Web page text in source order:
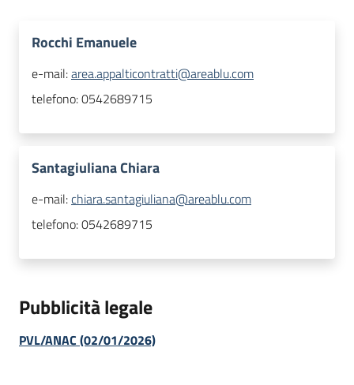
Rocchi Emanuele
e-mail:area.appalticontratti@areablu.com
telefono:0542689715
Santagiuliana Chiara
e-mail:chiara.santagiuliana@areablu.com
telefono:0542689715
Pubblicità legale
PVL/ANAC (02/01/2026)